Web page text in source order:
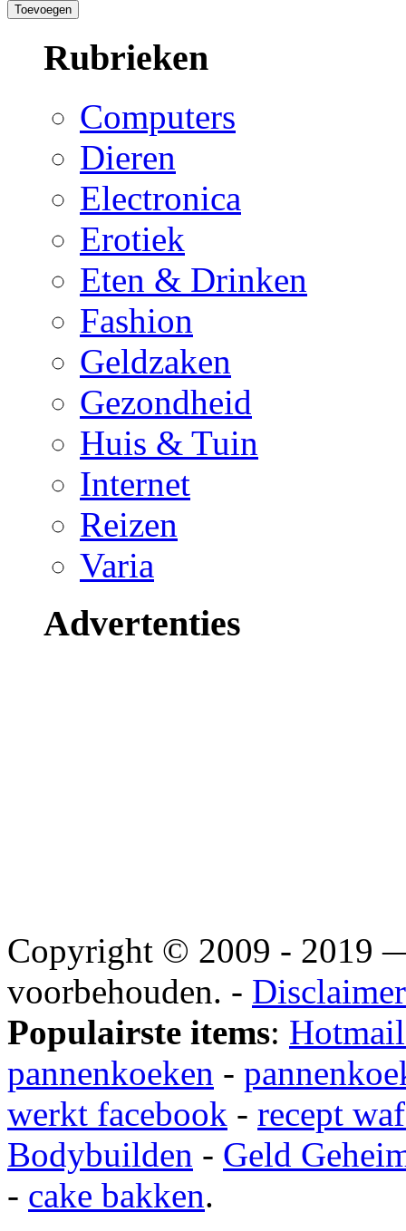
Rubrieken
Computers
Dieren
Electronica
Erotiek
Eten & Drinken
Fashion
Geldzaken
Gezondheid
Huis & Tuin
Internet
Reizen
Varia
Advertenties
Copyright © 2009 - 2019
voorbehouden. - Disclaimer
Populairste items:
pannenkoeken -
werkt facebook - recept
Bodybuilden - Geld
- cake bakken.